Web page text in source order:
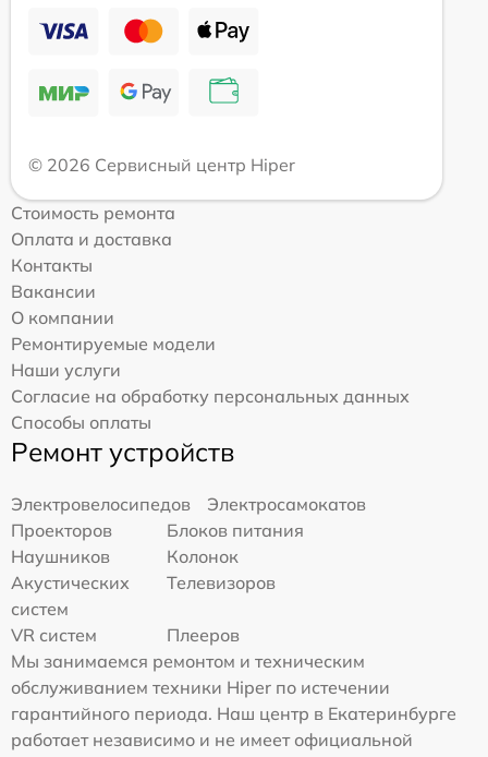
© 2026 Сервисный центр Hiper
Стоимость ремонта
Оплата и доставка
Контакты
Вакансии
О компании
Ремонтируемые модели
Наши услуги
Согласие на обработку персональных данных
Способы оплаты
Ремонт устройств
Электровелосипедов
Электросамокатов
Проекторов
Блоков питания
Наушников
Колонок
Акустических
систем
Телевизоров
VR систем
Плееров
Мы занимаемся ремонтом и техническим
обслуживанием техники Hiper по истечении
гарантийного периода. Наш центр в Екатеринбурге
работает независимо и не имеет официальной